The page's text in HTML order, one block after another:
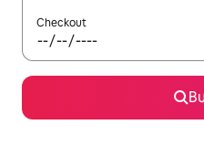
Checkout